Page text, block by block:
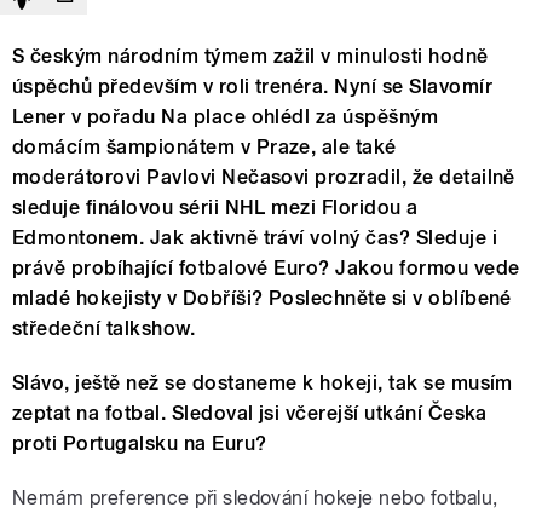
S českým národním týmem zažil v minulosti hodně
úspěchů především v roli trenéra. Nyní se Slavomír
Lener v pořadu Na place ohlédl za úspěšným
domácím šampionátem v Praze, ale také
moderátorovi Pavlovi Nečasovi prozradil, že detailně
sleduje finálovou sérii NHL mezi Floridou a
Edmontonem. Jak aktivně tráví volný čas? Sleduje i
právě probíhající fotbalové Euro? Jakou formou vede
mladé hokejisty v Dobříši? Poslechněte si v oblíbené
středeční talkshow.
Slávo, ještě než se dostaneme k hokeji, tak se musím
zeptat na fotbal. Sledoval jsi včerejší utkání Česka
proti Portugalsku na Euru?
Nemám preference při sledování hokeje nebo fotbalu,